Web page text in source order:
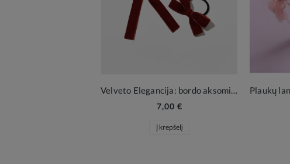
Velveto Elegancija: bordo aksominis plaukų rinkinys 2 segtukai ir 2 gumytės
7,00 €
Į krepšelį